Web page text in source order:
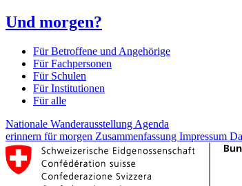
Und morgen?
Für Betroffene und Angehörige
Für Fachpersonen
Für Schulen
Für Institutionen
Für alle
Nationale Wanderausstellung Agenda
erinnern für morgen Zusammenfassung Impressum